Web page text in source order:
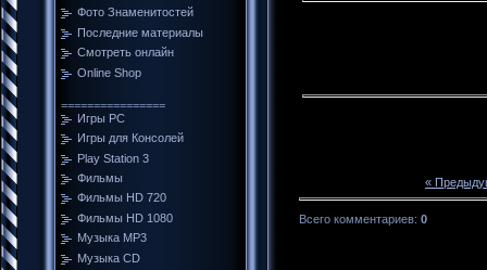
Фото Знаменитостей
Последние материалы
Смотреть онлайн
Online Shop
================
Игры PC
Игры для Консолей
Play Station 3
Фильмы
Фильмы HD 720
Фильмы HD 1080
Музыка MP3
Музыка CD
«
Всего комментариев: 0